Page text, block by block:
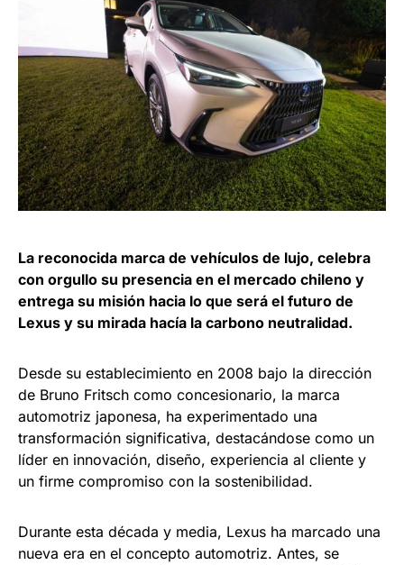
La reconocida marca de vehículos de lujo, celebra
con orgullo su presencia en el mercado chileno y
entrega su misión hacia lo que será el futuro de
Lexus y su mirada hacía la carbono neutralidad.
Desde su establecimiento en 2008 bajo la dirección
de Bruno Fritsch como concesionario, la marca
automotriz japonesa, ha experimentado una
transformación significativa, destacándose como un
líder en innovación, diseño, experiencia al cliente y
un firme compromiso con la sostenibilidad.
Durante esta década y media, Lexus ha marcado una
nueva era en el concepto automotriz. Antes, se